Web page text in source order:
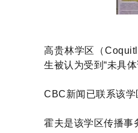
高贵林学区（
生被认为受到“未具体
CBC新闻已联系该学
霍夫是该学区传播事